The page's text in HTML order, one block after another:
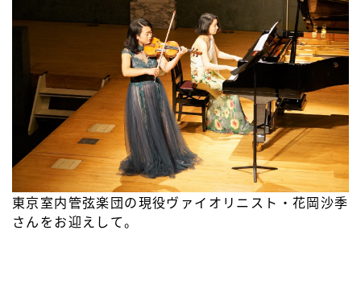
東京室内管弦楽団の現役ヴァイオリニスト・花岡沙季
さんをお迎えして。